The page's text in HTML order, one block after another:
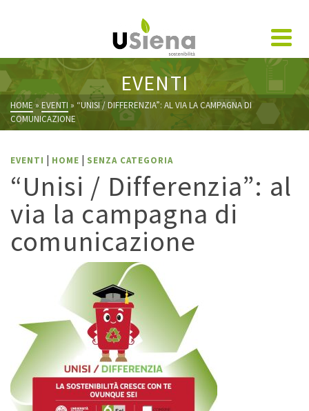
EVENTI
HOME » EVENTI » “UNISI / DIFFERENZIA”: AL VIA LA CAMPAGNA DI
COMUNICAZIONE
EVENTI | HOME | SENZA CATEGORIA
“Unisi / Differenzia”: al
via la campagna di
comunicazione